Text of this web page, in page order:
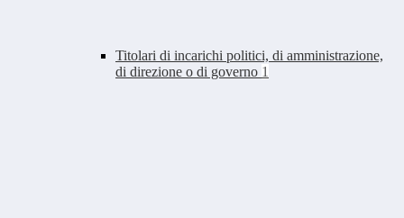
Titolari di incarichi politici, di amministrazione,
di direzione o di governo 1